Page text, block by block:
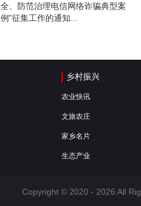
全、防范治理电信网络诈骗典型案
例”征集工作的通知...
乡村振兴
农业快讯
文旅农庄
家乡名片
生态产业
Copyright © 2020 - 2026 All